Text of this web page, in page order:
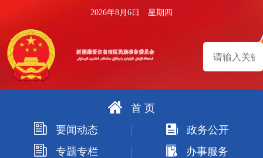
2026年8月6日 星期四
索
首 页
要闻动态
政务公开
专题专栏
办事服务